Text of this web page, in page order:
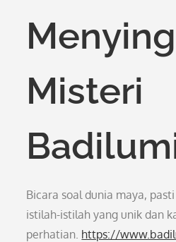
Misteri
Bicara soal dunia maya,
istilah-istilah yang unik dan
perhatian. https://